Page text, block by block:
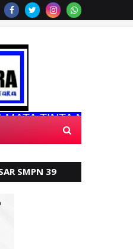
NUSANTARA
SMPN 39